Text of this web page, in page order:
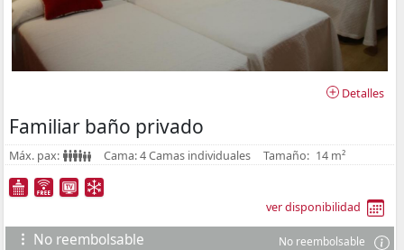
Detalles
Familiar baño privado
Máx. pax: Cama: 4 Camas individuales Tamaño: 14 m²
ver disponibilidad
No reembolsable No reembolsable